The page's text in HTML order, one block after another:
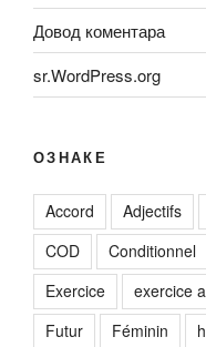
Довод коментара
sr.WordPress.org
ОЗНАКЕ
Accord Adjectifs
COD
Conditionnel
Exercice
exercice
Futur
Féminin